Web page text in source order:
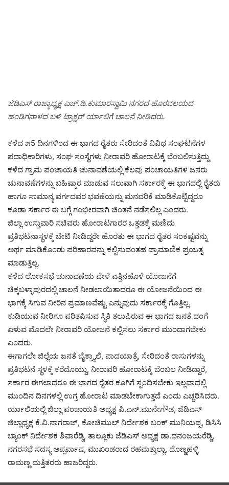
ಜೆಡಿಎಸ್ ರಾಜ್ಯಾಧ್ಯಕ್ಷ ಎಚ್.ಡಿ.ಕುಮಾರಸ್ವಾಮಿ ನಗರದ ಹೊರವಲಯದ
ಹಂಡಿಗನಾಳದ ಬಳಿ ಟ್ರಾಕ್ಟರ್ ರ್ಯಾಲಿಗೆ ಚಾಲನೆ ನೀಡಿದರು.
ಕಳೆದ ೫5 ದಿನಗಳಿಂದ ಈ ಭಾಗದ ರೈತರು ಸೇರಿದಂತೆ ವಿವಿಧ ಸಂಘಟನೆಗಳ
ಪದಾಧಿಕಾರಿಗಳು, ಸಂಘ ಸಂಸ್ಥೆಗಳು ನೀರಾವರಿ ಹೋರಾಟಕ್ಕೆ ಬೆಂಬಲಿಸುತ್ತಿದ್ದು
ಕಳೆದ ಗ್ರಾಮ ಪಂಚಾಯತಿ ಚುನಾವಣೆಯಲ್ಲಿ ಕೆಲವು ಪಂಚಾಯತಿಗಳ ಜನರು
ಚುನಾವಣೆಗಳನ್ನು ಬಹಿಷ್ಕಾರ ಮಾಡುವ ಸಲುವಾಗಿ ಸರ್ಕಾರಕ್ಕೆ ಈ ಭಾಗದಲ್ಲಿ ರೈತರು
ಹಾಗೂ ಸಾಮಾನ್ಯ ವರ್ಗದವರ ಭವಣೆಯನ್ನು ಮನವರಿಕೆ ಮಾಡಿಕೊಟ್ಟಿದ್ದರೂ
ಕೂಡಾ ಸರ್ಕಾರ ಈ ಬಗ್ಗೆ ಗಂಭೀರವಾಗಿ ಚಿಂತನೆ ನಡೆಸಲಿಲ್ಲ ಎಂದರು.
ಜಿಲ್ಲಾ ಉಸ್ತುವಾರಿ ಸಚಿವರು ಹೋರಾಟಗಾರರ ಒತ್ತಡಕ್ಕೆ ಮಣಿದು
ಪ್ರತಿಭಟನಾಸ್ಥಳಕ್ಕೆ ಬೇಟಿ ನೀಡಿದ್ದರೇ ಹೊರತು ಈ ಭಾಗದ ರೈತರ ಸಂಕಷ್ಟವನ್ನು
ಅರ್ಥ ಮಾಡಿಕೊಂಡು ಪರಿಹಾರವನ್ನು ಕಲ್ಪಿಸುವಂತಹ ಪ್ರಾಮಾಣಿಕ ಪ್ರಯತ್ನ
ಮಾಡುತ್ತಿಲ್ಲ.
ಕಳೆದ ಲೋಕಸಭೆ ಚುನಾವಣೆಯ ವೇಳೆ ಎತ್ತಿನಹೊಳೆ ಯೋಜನೆಗೆ
ಚಿಕ್ಕಬಳ್ಳಾಪುರದಲ್ಲಿ ಚಾಲನೆ ನೀಡಲಾಯಿತಾದರೂ ಈ ಯೋಜನೆಯಿಂದ ಈ
ಭಾಗಕ್ಕೆ ಸಿಗುವ ನೀರಿನ ಪ್ರಮಾಣವೆಷ್ಟು ಎನ್ನುವುದು ಸರ್ಕಾರಕ್ಕೆ ಗೊತ್ತಿಲ್ಲ.
ಕುಡಿಯುವ ನೀರಿಗೂ ಪರಿತಪಿಸುವ ಸ್ಥಿತಿ ತಲುಪಿರುವ ಈ ಭಾಗದ ಜನತೆ ದಂಗೆ
ಏಳುವ ಮೊದಲೇ ನೀರಾವರಿ ಯೋಜನೆ ಕಲ್ಪಿಸಲು ಸರ್ಕಾರ ಮುಂದಾಗಬೇಕು
ಎಂದರು.
ಈಗಾಗಲೇ ಜಿಲ್ಲೆಯ ಜನತೆ ಬೈಕ್ರ್ಯಾಲಿ, ಪಾದಯಾತ್ರೆ, ಸೇರಿದಂತೆ ರಾಸುಗಳನ್ನು
ಪ್ರತಿಭಟನೆ ಸ್ಥಳಕ್ಕೆ ಕರೆದೊಯ್ದು, ನೀರಾವರಿ ಹೋರಾಟಕ್ಕೆ ಬೆಂಬಲ ನೀಡಿದ್ದಾರೆ,
ಸರ್ಕಾರ ಈಗಲಾದರೂ ಈ ಭಾಗದ ರೈತರ ಕೂಗಿಗೆ ಸ್ಪಂದಿಸಬೇಕು ಇಲ್ಲವಾದಲ್ಲಿ
ಮುಂದಿನ ದಿನಗಳಲ್ಲಿ ಉಗ್ರ ಹೋರಾಟ ಮಾಡಬೇಕಾಗುತ್ತದೆ ಎಂದು ಎಚ್ಚರಿಸಿದರು.
ರ್ಯಾಲಿಯಲ್ಲಿ ಜಿಲ್ಲಾ ಪಂಚಾಯತಿ ಅಧ್ಯಕ್ಷ ಪಿ.ಎನ್.ಮುನೇಗೌಡ, ಜೆಡಿಎಸ್
ಜಿಲ್ಲಾಧ್ಯಕ್ಷ ಕೆ.ವಿ.ನಾಗರಾಜ್, ಕೋಚಿಮುಲ್ ನಿರ್ದೇಶಕ ಬಂಕ್ ಮುನಿಯಪ್ಪ, ಡಿಸಿಸಿ
ಬ್ಯಾಂಕ್ ನಿರ್ದೇಶಕ ಶಿವಾರೆಡ್ಡಿ, ತಾಲ್ಲೂಕು ಜೆಡಿಎಸ್ ಅಧ್ಯಕ್ಷ ಡಾ.ಧನಂಜಯರೆಡ್ಡಿ,
ನಗರಸಭೆ ಸದಸ್ಯ ಅಪ್ಸರ್ಪಾಷ, ಮುಖಂಡರಾದ ರಹಮತ್ತುಲ್ಲಾ, ದೊಣ್ಣಹಳ್ಳಿ
ರಾಮಣ್ಣ ಮತ್ತಿತರರು ಹಾಜರಿದ್ದರು.